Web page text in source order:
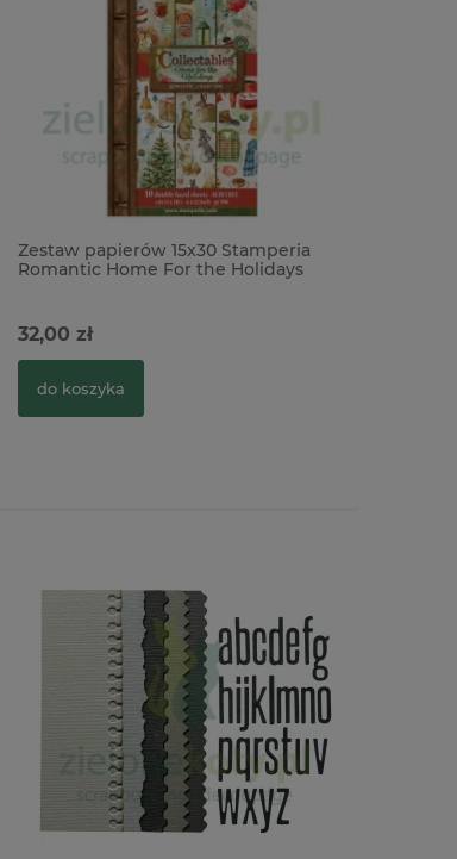
Zestaw papierów 15x30 Stamperia
Romantic Home For the Holidays
32,00 zł
do koszyka